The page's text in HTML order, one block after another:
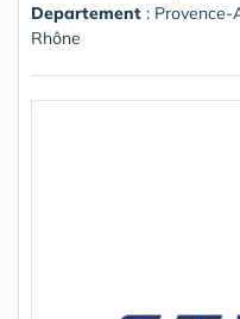
Departement : Provence-
Rhône